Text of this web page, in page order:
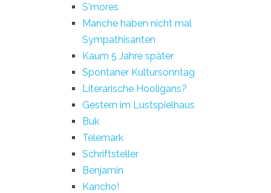
S'mores
Manche haben nicht mal
Sympathisanten
Kaum 5 Jahre später
Spontaner Kultursonntag
Literarische Hooligans?
Gestern im Lustspielhaus
Buk
Telemark
Schriftsteller
Benjamin
Kancho!